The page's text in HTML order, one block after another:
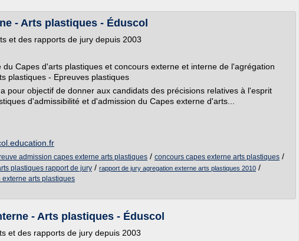
- Arts plastiques - Éduscol
et des rapports de jury depuis 2003
du Capes d'arts plastiques et concours externe et interne de l'agrégation
plastiques - Epreuves plastiques
pour objectif de donner aux candidats des précisions relatives à l'esprit
d'admissibilité et d'admission du Capes externe d'arts...
admission capes externe arts plastiques / concours capes externe arts plastiques /
plastiques rapport de jury / rapport de jury agregation externe arts plastiques 2010 /
arts plastiques
- Arts plastiques - Éduscol
et des rapports de jury depuis 2003